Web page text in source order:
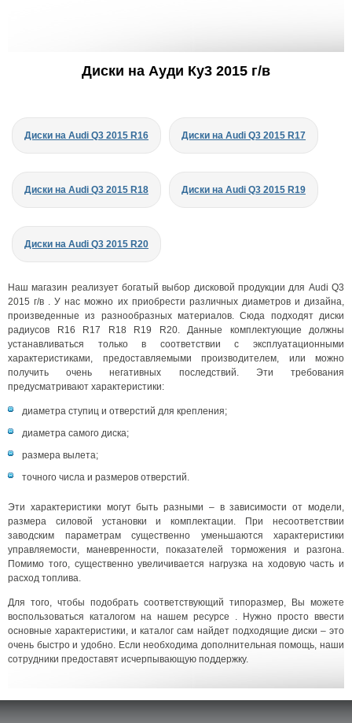
Диски на Ауди Ку3 2015 г/в
Диски на Audi Q3 2015 R16 Диски на Audi Q3 2015 R17
Диски на Audi Q3 2015 R18 Диски на Audi Q3 2015 R19
Диски на Audi Q3 2015 R20
Наш магазин реализует богатый выбор дисковой продукции для Audi Q3
2015 г/в . У нас можно их приобрести различных диаметров и дизайна,
произведенные из разнообразных материалов. Сюда подходят диски
радиусов R16 R17 R18 R19 R20. Данные комплектующие должны
устанавливаться только в соответствии с эксплуатационными
характеристиками, предоставляемыми производителем, или можно
получить очень негативных последствий. Эти требования
предусматривают характеристики:
диаметра ступиц и отверстий для крепления;
диаметра самого диска;
размера вылета;
точного числа и размеров отверстий.
Эти характеристики могут быть разными – в зависимости от модели,
размера силовой установки и комплектации. При несоответствии
заводским параметрам существенно уменьшаются характеристики
управляемости, маневренности, показателей торможения и разгона.
Помимо того, существенно увеличивается нагрузка на ходовую часть и
расход топлива.
Для того, чтобы подобрать соответствующий типоразмер, Вы можете
воспользоваться каталогом на нашем ресурсе . Нужно просто ввести
основные характеристики, и каталог сам найдет подходящие диски – это
очень быстро и удобно. Если необходима дополнительная помощь, наши
сотрудники предоставят исчерпывающую поддержку.